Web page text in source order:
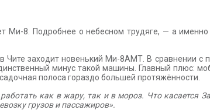
Ми-8. Подробнее о небесном трудяге, — а
Чите заходит новенький Ми-8АМТ. В сравнении
минус такой машины. Главный плюс:
полоса гораздо большей протяжённости.
как в жару, так и в мороз. Что касается
грузов и пассажиров».